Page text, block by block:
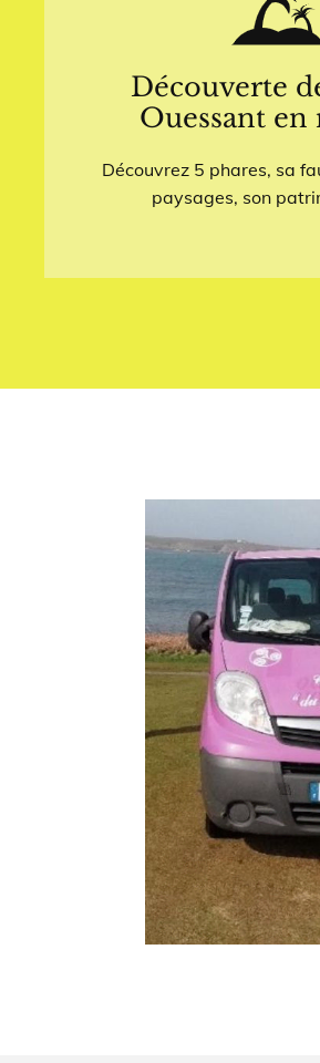
Découverte
Ouessant en
Découvrez 5 phares, sa
paysages, son